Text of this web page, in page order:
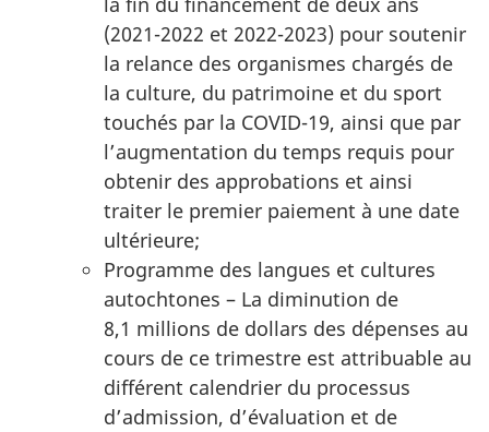
(2021-2022 et 2022-2023) pour soutenir
la relance des organismes chargés de
la culture, du patrimoine et du sport
touchés par la COVID-19, ainsi que par
l’augmentation du temps requis pour
obtenir des approbations et ainsi
traiter le premier paiement à une date
ultérieure;
Programme des langues et cultures
autochtones – La diminution de
8,1 millions de dollars des dépenses au
cours de ce trimestre est attribuable au
différent calendrier du processus
d’admission, d’évaluation et de